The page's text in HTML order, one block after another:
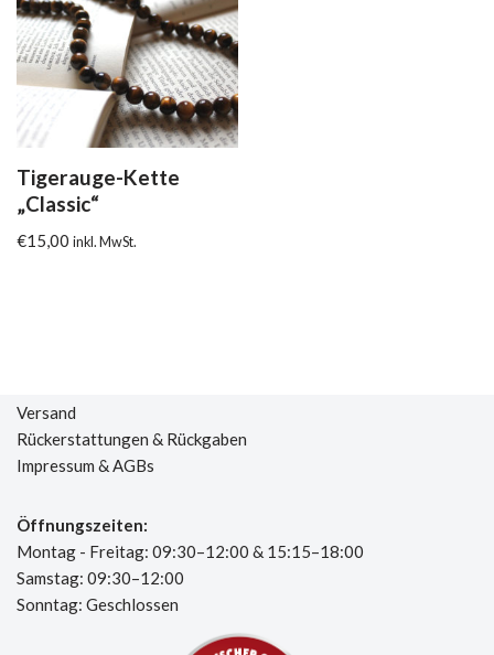
Tigerauge-Kette
„Classic“
€15,00 inkl. MwSt.
Versand
Rückerstattungen & Rückgaben
Impressum & AGBs
Öffnungszeiten:
Montag - Freitag: 09:30–12:00 & 15:15–18:00
Samstag: 09:30–12:00
Sonntag: Geschlossen